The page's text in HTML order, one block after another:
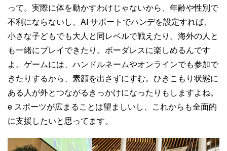
って。実際に体を動かすわけじゃないから、年齢や性別で
不利にならないし、AI サポートでハンデを設定すれば、
小さな子どもでも大人と同レベルで戦えたり。海外の人と
も一緒にプレイできたり。ボーダレスに楽しめるんです
よ。ゲームには、ハンドルネームやオンラインでも参加で
きたりするから、素顔を出さずにすむ。ひきこもり状態に
ある人が外とつながるきっかけになったりもしますよね。
e スポーツが広まることは望ましいし、これからも全面的
に支援したいと思ってます。